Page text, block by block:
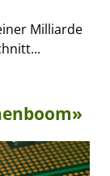
Milliarde